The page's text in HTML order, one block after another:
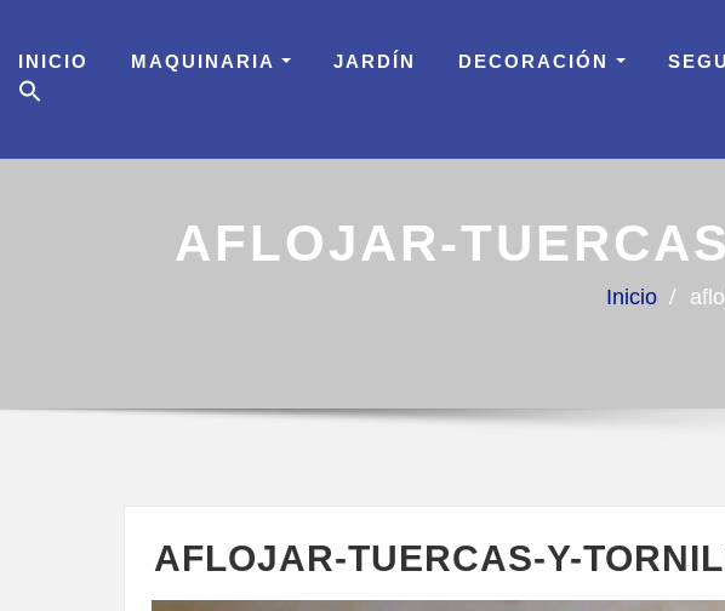
content
INICIO MAQUINARIA JARDÍN DECORACIÓN
AFLOJAR-
Inicio
AFLOJAR-TUERCAS-Y-